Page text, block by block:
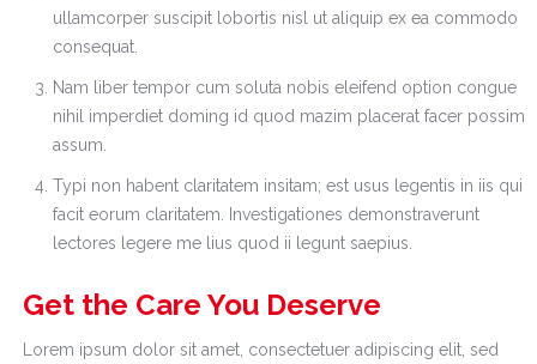
ullamcorper suscipit lobortis nisl ut aliquip ex ea commodo
consequat.
Nam liber tempor cum soluta nobis eleifend option congue
nihil imperdiet doming id quod mazim placerat facer possim
assum.
Typi non habent claritatem insitam; est usus legentis in iis qui
facit eorum claritatem. Investigationes demonstraverunt
lectores legere me lius quod ii legunt saepius.
Get the Care You Deserve
Lorem ipsum dolor sit amet, consectetuer adipiscing elit, sed